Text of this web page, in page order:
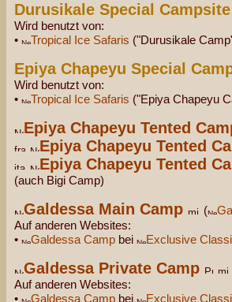
Durusikale Special Campsite
Wird benutzt von:
•
Tropical Ice Safaris ("Durusikale
Epiya Chapeyu Special
Wird benutzt von:
•
Tropical Ice Safaris ("Epiya Chapeyu
Epiya Chapeyu Tented
Epiya Chapeyu Tented
Epiya Chapeyu Tented
(auch Bigi Camp)
Galdessa Main Camp (
Auf anderen Websites:
•
Galdessa Camp bei Exclusive
Galdessa Private Camp
Auf anderen Websites:
•
Galdessa Camp bei Exclusive